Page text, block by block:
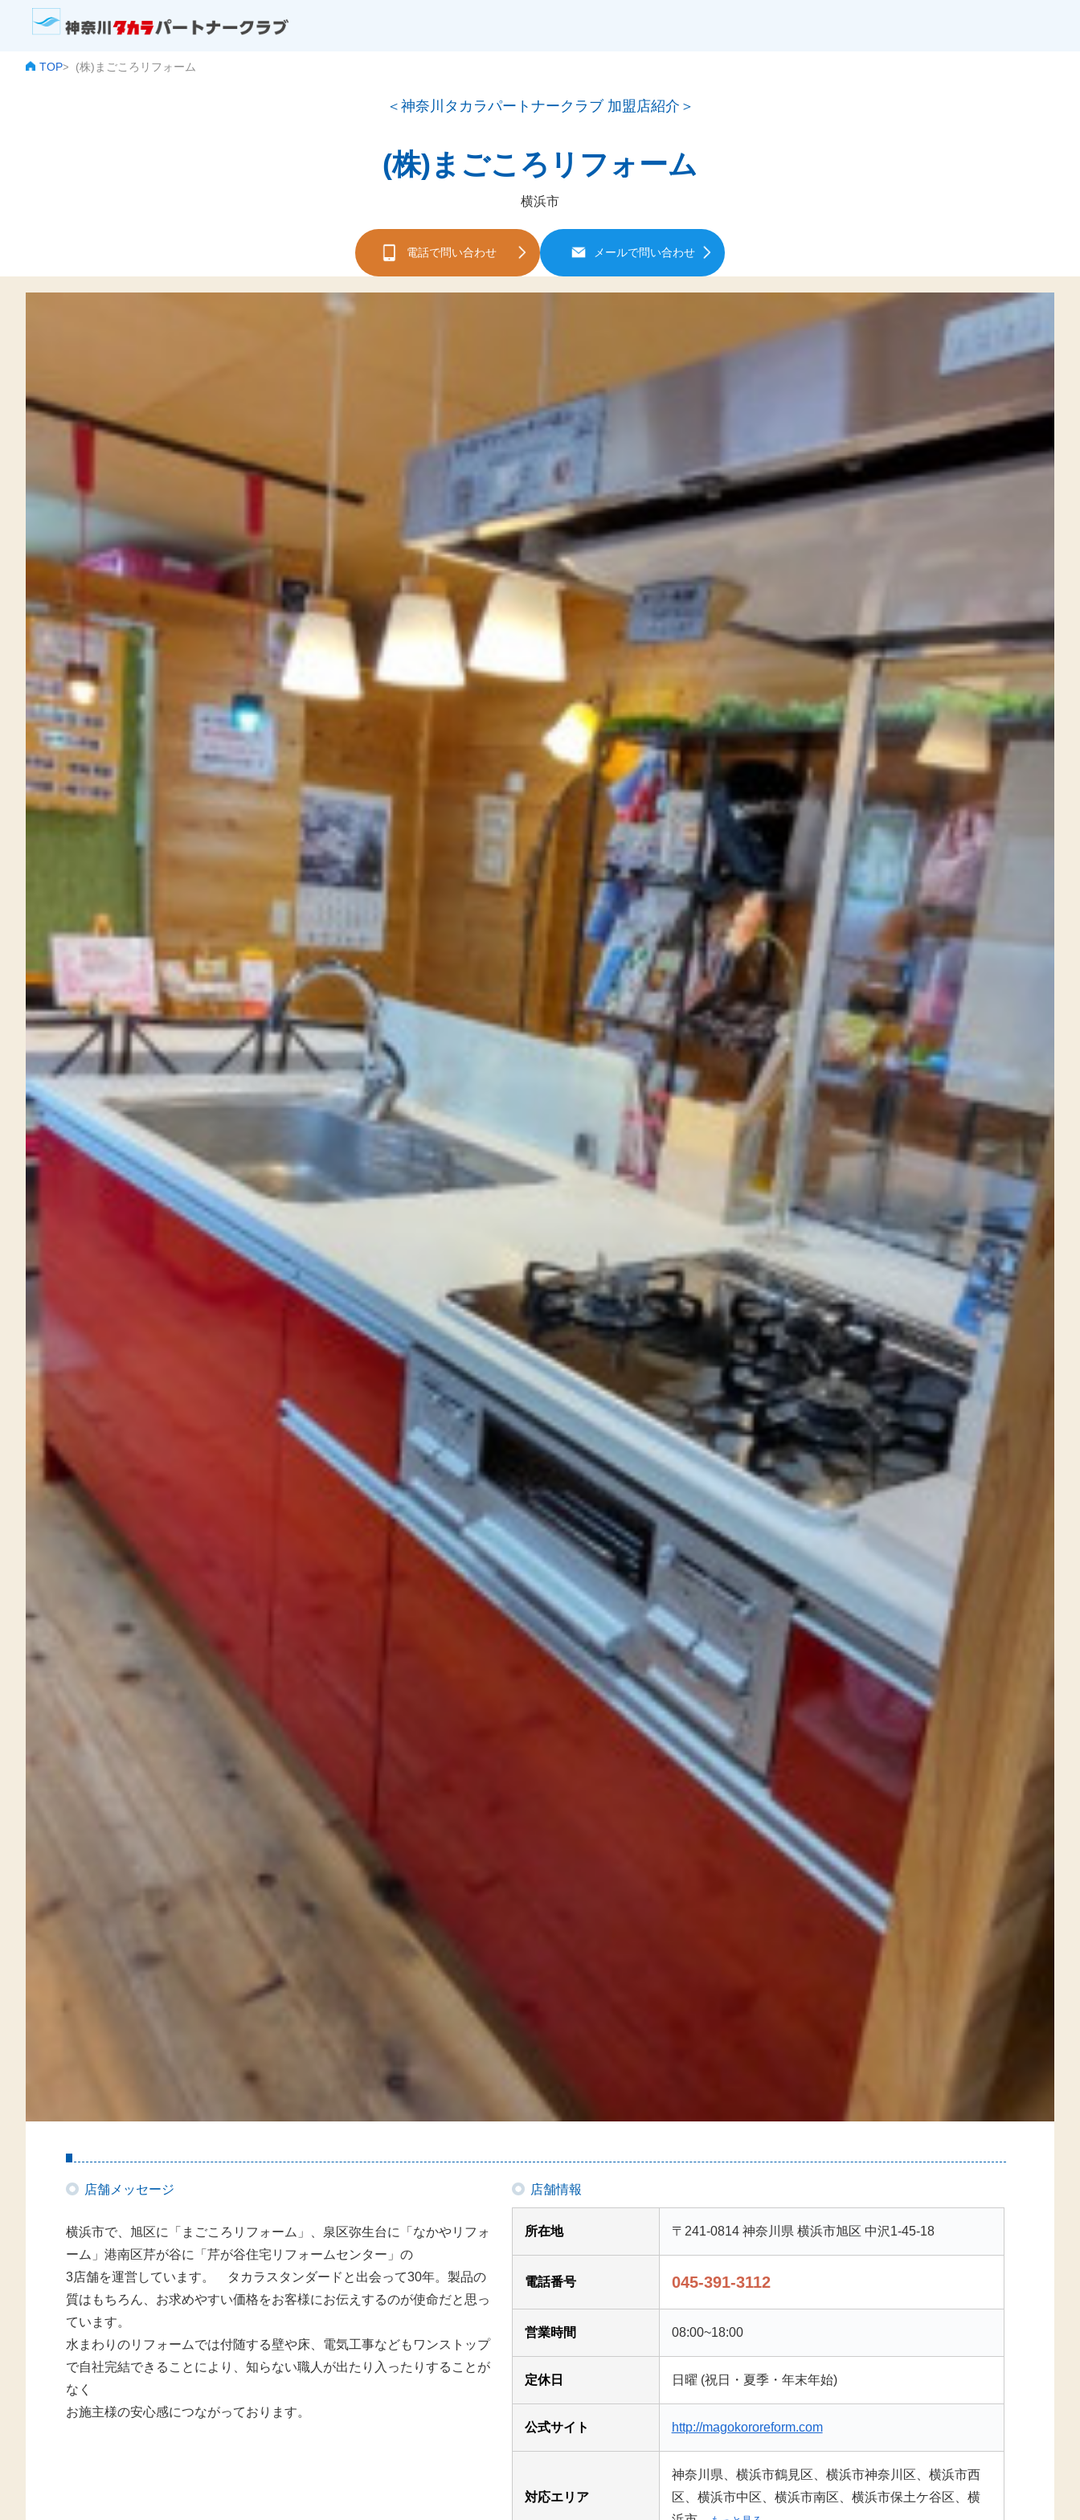
TOP> (株)まごころリフォーム
＜神奈川タカラパートナークラブ 加盟店紹介＞
(株)まごころリフォーム
横浜市
電話で問い合わせ メールで問い合わせ
店舗メッセージ
横浜市で、旭区に「まごころリフォーム」、泉区弥生台に「なかやリフォ
ーム」港南区芹が谷に「芹が谷住宅リフォームセンター」の
3店舗を運営しています。 タカラスタンダードと出会って30年。製品の
質はもちろん、お求めやすい価格をお客様にお伝えするのが使命だと思っ
ています。
水まわりのリフォームでは付随する壁や床、電気工事などもワンストップ
で自社完結できることにより、知らない職人が出たり入ったりすることが
なく
お施主様の安心感につながっております。
店舗情報
所在地 〒241-0814 神奈川県 横浜市旭区 中沢1-45-18
電話番号 045-391-3112
営業時間 08:00~18:00
定休日 日曜 (祝日・夏季・年末年始)
公式サイト http://magokororeform.com
対応エリア
神奈川県、横浜市鶴見区、横浜市神奈川区、横浜市西
区、横浜市中区、横浜市南区、横浜市保土ケ谷区、横